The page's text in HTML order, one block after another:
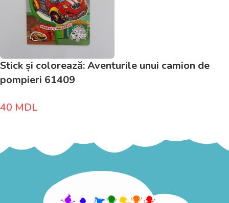
Stick și colorează: Aventurile unui camion de
pompieri 61409
40 MDL